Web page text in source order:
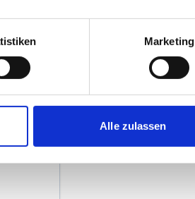
Marketing
Alle zulassen